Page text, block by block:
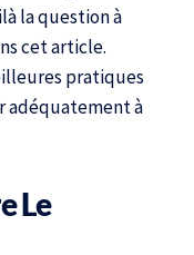
la question à
cet article.
pratiques
adéquatement à
Le